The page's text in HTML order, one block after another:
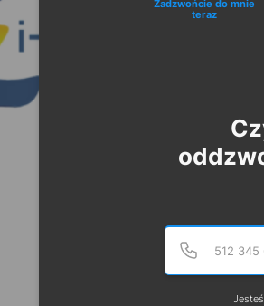
Zadzwońcie do mnie
teraz